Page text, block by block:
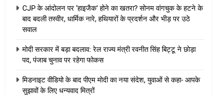
CJP के आंदोलन पर ‘हाइजैक’ होने का खतरा? सोनम वांगचुक के हटने के
बाद बदली तस्वीर, धार्मिक नारे, हथियारों के प्रदर्शन और भीड़ पर उठे
सवाल
मोदी सरकार में बड़ा बदलाव: रेल राज्य मंत्री रवनीत सिंह बिट्टू ने छोड़ा
पद, पंजाब चुनाव पर रहेगा फोकस
मिडनाइट वीडियो के बाद पीएम मोदी का नया संदेश, युवाओं से कहा- आपके
सुझावों के लिए धन्यवाद मित्रों